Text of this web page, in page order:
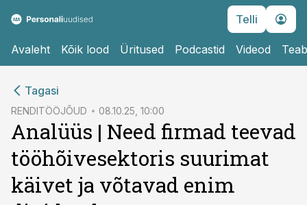
Telli
Avaleht Kõik lood Üritused Podcastid Videod
Tagasi
RENDITÖÖJÕUD 08.10.25, 10:00
Analüüs | Need firmad teevad
tööhõivesektoris suurimat
käivet ja võtavad enim